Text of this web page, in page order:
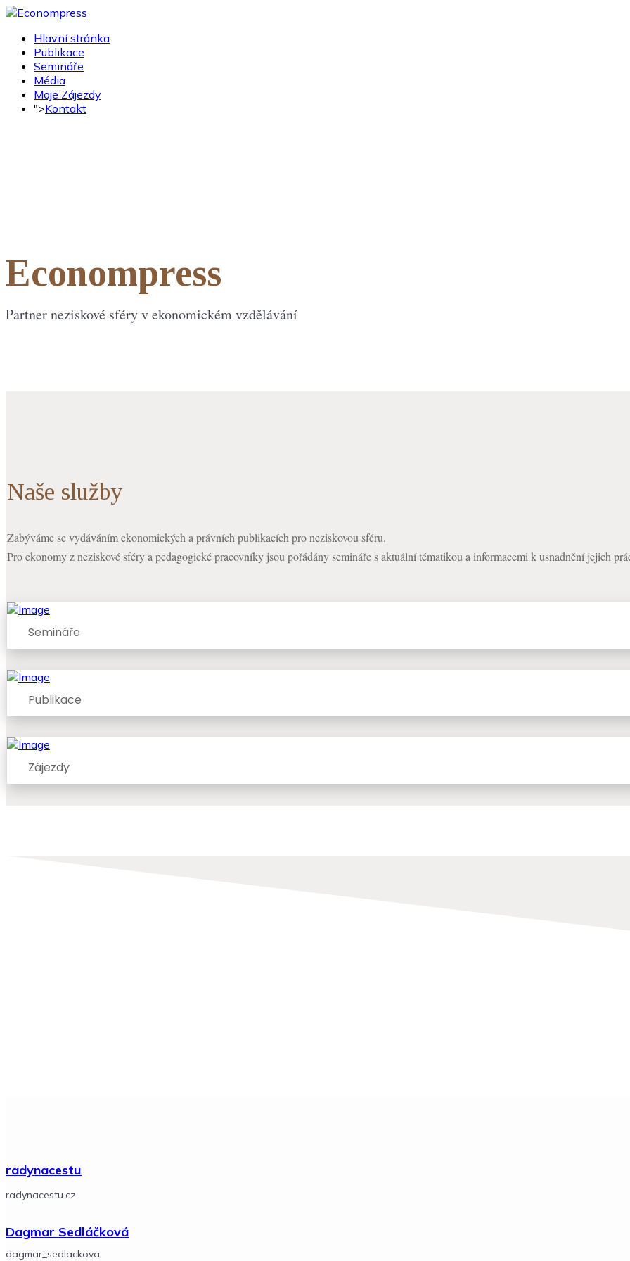
Hlavní stránka
Publikace
Semináře
Média
Moje Zájezdy
">Kontakt
Econompress
Partner neziskové sféry v ekonomickém vzdělávání
Naše služby
Zabýváme se vydáváním ekonomických a právních publikacích pro neziskovou sféru.
Pro ekonomy z neziskové sféry a pedagogické pracovníky jsou pořádány semináře s aktuální tématikou a informacemi k usnadnění jejich
Semináře
Publikace
Zájezdy
radynacestu
radynacestu.cz
Dagmar Sedláčková
dagmar_sedlackova